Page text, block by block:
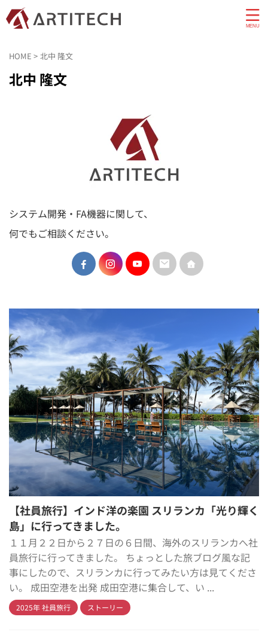
HOME > 北中 隆文
北中 隆文
システム開発・FA機器に関して、
何でもご相談ください。
【社員旅行】インド洋の楽園 スリランカ「光り輝く
島」に行ってきました。
１１月２２日から２７日の６日間、海外のスリランカへ社
員旅行に行ってきました。 ちょっとした旅ブログ風な記
事にしたので、スリランカに行ってみたい方は見てくださ
い。 成田空港を出発 成田空港に集合して、い ...
2025年 社員旅行 ストーリー